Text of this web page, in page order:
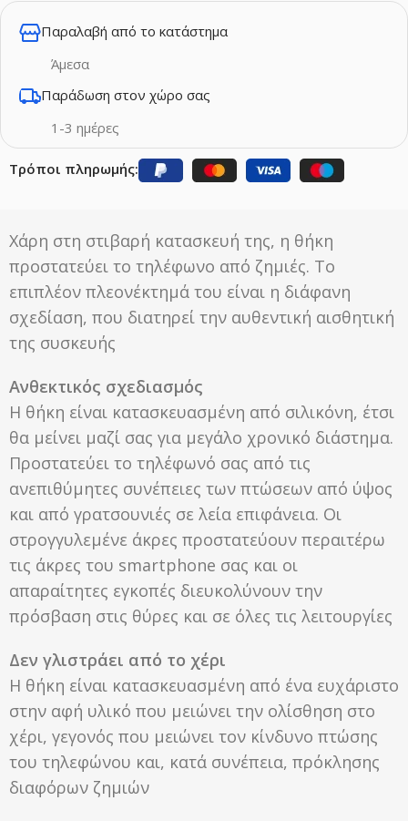
Παραλαβή από το κατάστημα
Άμεσα
Παράδωση στον χώρο σας
1-3 ημέρες
Τρόποι πληρωμής:
Χάρη στη στιβαρή κατασκευή της, η θήκη
προστατεύει το τηλέφωνο από ζημιές. Το
επιπλέον πλεονέκτημά του είναι η διάφανη
σχεδίαση, που διατηρεί την αυθεντική αισθητική
της συσκευής
Ανθεκτικός σχεδιασμός
Η θήκη είναι κατασκευασμένη από σιλικόνη, έτσι
θα μείνει μαζί σας για μεγάλο χρονικό διάστημα.
Προστατεύει το τηλέφωνό σας από τις
ανεπιθύμητες συνέπειες των πτώσεων από ύψος
και από γρατσουνιές σε λεία επιφάνεια. Οι
στρογγυλεμένε άκρες προστατεύουν περαιτέρω
τις άκρες του smartphone σας και οι
απαραίτητες εγκοπές διευκολύνουν την
πρόσβαση στις θύρες και σε όλες τις λειτουργίες
Δεν γλιστράει από το χέρι
Η θήκη είναι κατασκευασμένη από ένα ευχάριστο
στην αφή υλικό που μειώνει την ολίσθηση στο
χέρι, γεγονός που μειώνει τον κίνδυνο πτώσης
του τηλεφώνου και, κατά συνέπεια, πρόκλησης
διαφόρων ζημιών